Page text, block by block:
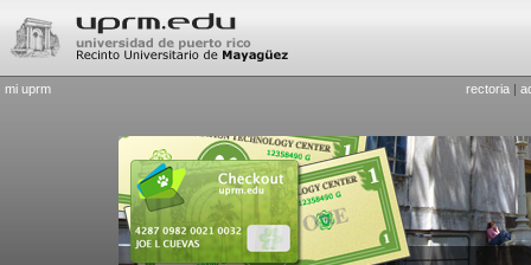
mi uprm rectoria |